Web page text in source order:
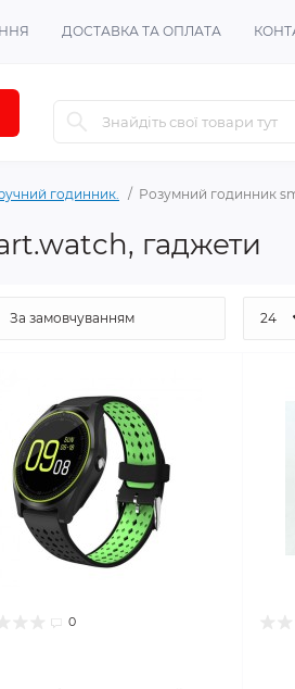
ДОСТАВКА ТА ОПЛАТА
годинник. Розумний годинник
гаджети
0